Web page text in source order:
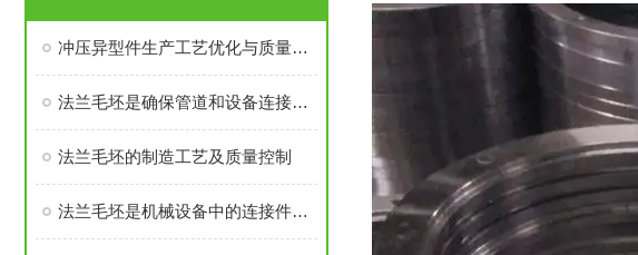
冲压异型件生产工艺优化与质量控制
法兰毛坯是确保管道和设备连接密封性、承载力的基础
法兰毛坯的制造工艺及质量控制
法兰毛坯是机械设备中的连接件之一